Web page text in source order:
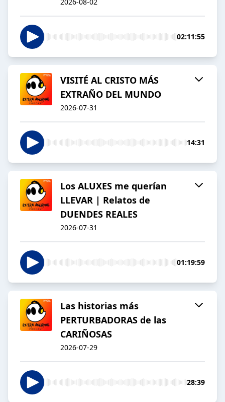
02:11:55
VISITÉ AL CRISTO MÁS
EXTRAÑO DEL MUNDO
2026-07-31
14:31
Los ALUXES me querían
LLEVAR | Relatos de
DUENDES REALES
2026-07-31
01:19:59
Las historias más
PERTURBADORAS de las
CARIÑOSAS
2026-07-29
28:39